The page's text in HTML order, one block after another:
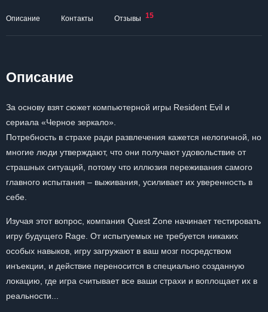
Описание Контакты Отзывы 15
Описание
За основу взят сюжет компьютерной игры Resident Evil и
сериала «Черное зеркало».
Потребность в страхе ради развлечения кажется нелогичной, но
многие люди утверждают, что они получают удовольствие от
страшных ситуаций, потому что иллюзия переживания самого
главного испытания – выживания, усиливает их уверенность в
себе.
Изучая этот вопрос, компания Quest Zone начинает тестировать
игру будущего Rage. От испытуемых не требуется никаких
особых навыков, игру загружают в ваш мозг посредством
инъекции, и действие переносится в специально созданную
локацию, где игра считывает все ваши страхи и воплощает их в
реальности...